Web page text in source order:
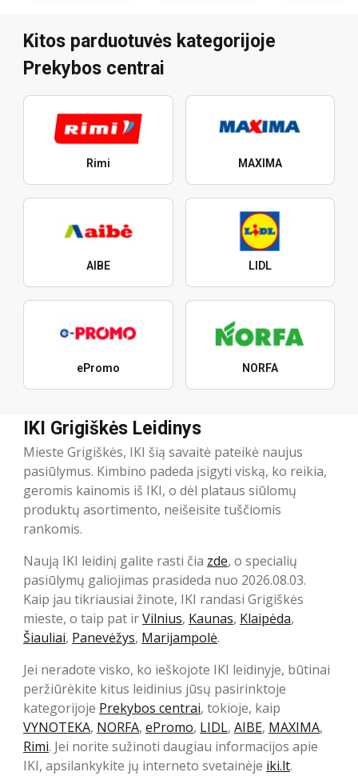
Kitos parduotuvės kategorijoje
Prekybos centrai
Rimi MAXIMA
AIBE LIDL
ePromo NORFA
IKI Grigiškės Leidinys
Mieste Grigiškės, IKI šią savaitė pateikė naujus
pasiūlymus. Kimbino padeda įsigyti viską, ko reikia,
geromis kainomis iš IKI, o dėl plataus siūlomų
produktų asortimento, neišeisite tuščiomis
rankomis.
Naują IKI leidinį galite rasti čia zde, o specialių
pasiūlymų galiojimas prasideda nuo 2026.08.03.
Kaip jau tikriausiai žinote, IKI randasi Grigiškės
mieste, o taip pat irVilnius, Kaunas, Klaipėda,
Šiauliai, Panevėžys, Marijampolė.
Jei neradote visko, ko ieškojote IKI leidinyje, būtinai
peržiūrėkite kitus leidinius jūsų pasirinktoje
kategorijoje Prekybos centrai, tokioje, kaip
VYNOTEKA, NORFA, ePromo, LIDL, AIBE, MAXIMA,
Rimi. Jei norite sužinoti daugiau informacijos apie
IKI, apsilankykite jų interneto svetainėje iki.lt.